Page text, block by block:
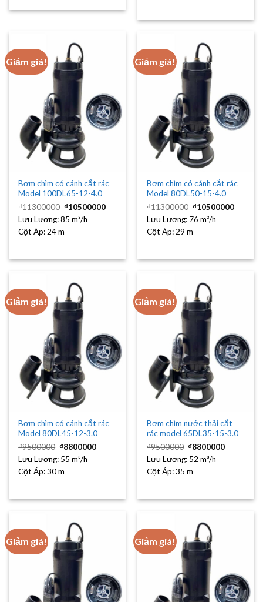
Giảm giá!
Bơm chìm có cánh cắt rác
Model 100DL65-12-4.0
₫11300000 Giá
gốc
là:
₫10500000Giá
hiện
₫10500000.
Lưu Lượng:85 m³/h
Cột Áp: 24 m
Giảm giá!
Bơm chìm có cánh cắt rác
Model 80DL50-15-4.0
₫11300000 Giá
gốc
là:
₫10500000Giá
hiện
Lưu Lượng: 76 m³/h
Cột Áp: 29 m
Giảm giá!
Bơm chìm có cánh cắt rác
Model 80DL45-12-3.0
₫9500000 Giá
gốc
là:
₫8800000Giá
hiện
Lưu Lượng: 55 m³/h
Cột Áp:30 m
Giảm giá!
Bơm chìm nước thải cắt
rác model 65DL35-15-3.0
₫9500000 Giá
gốc
là:
₫8800000Giá
hiện
Lưu Lượng: 52 m³/h
Cột Áp:35 m
Giảm giá! Giảm giá!